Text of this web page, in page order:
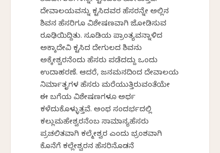
ದೇವಾಲಯವನ್ನು ಕಟ್ಟಿಸಿದವರ ಹೆಸರನ್ನೇ ಅಲ್ಲಿನ
ಶಿವನ ಹೆಸರಿಗೂ ವಿಶೇಷಣವಾಗಿ ಜೋಡಿಸುವ
ರೂಢಿಯಿದ್ದಿತು. ಸೂಡಿಯ ಪ್ರಾಂತ್ಯವನ್ನಾಳಿದ
ಅಕ್ಕಾದೇವಿ ಕಟ್ಟಿಸಿದ ದೇಗುಲದ ಶಿವನು
ಅಕ್ಕೇಶ್ವರನೆಂದು ಹೆಸರು ಪಡೆದದ್ದು ಒಂದು
ಉದಾಹರಣೆ. ಆದರೆ, ಜನಮನದಿಂದ ದೇವಾಲಯ
ನಿರ್ಮಾತೃಗಳ ಹೆಸರು ಮರೆಯುತ್ತಿರುವಂತೆಯೇ
ಈ ಬಗೆಯ ವಿಶೇಷಣಗಳೂ ಅರ್ಥ
ಕಳೆದುಕೊಳ್ಳುತ್ತವೆ. ಅಂಥ ಸಂದರ್ಭದಲ್ಲಿ
ಕಲ್ಲುಮಹೇಶ್ವರನೆಂಬ ಸಾಮಾನ್ಯಹೆಸರು
ಪ್ರಚಲಿತವಾಗಿ ಕಲ್ಮೇಶ್ವರ ಎಂದು ಭ್ರಂಶವಾಗಿ
ಕೊನೆಗೆ ಕಲ್ಲೇಶ್ವರನ ಹೆಸರಿನೊಡನೆ